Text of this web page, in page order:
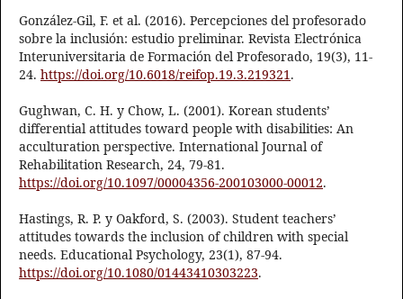
González-Gil, F. et al. (2016). Percepciones del profesorado
sobre la inclusión: estudio preliminar. Revista Electrónica
Interuniversitaria de Formación del Profesorado, 19(3), 11-
24. https://doi.org/10.6018/reifop.19.3.219321.
Gughwan, C. H. y Chow, L. (2001). Korean students’
differential attitudes toward people with disabilities: An
acculturation perspective. International Journal of
Rehabilitation Research, 24, 79-81.
https://doi.org/10.1097/00004356-200103000-00012.
Hastings, R. P. y Oakford, S. (2003). Student teachers’
attitudes towards the inclusion of children with special
needs. Educational Psychology, 23(1), 87-94.
https://doi.org/10.1080/01443410303223.